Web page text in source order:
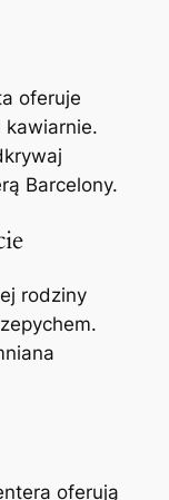
oferuje
kawiarnie.
Barcelony.
rodziny
oferują